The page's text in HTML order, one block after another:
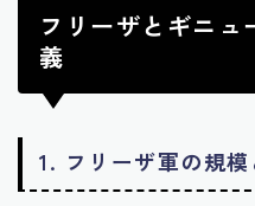
フリーザとギニュ
義
1. フリーザ軍の規